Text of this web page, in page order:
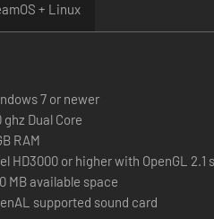
accesible
crece a tu propio ritmo.
en objetivos
+ Linux
7 or newer
ghz Dual Core
RAM
HD3000 or higher with OpenGL 2.1
MB available space
supported sound card